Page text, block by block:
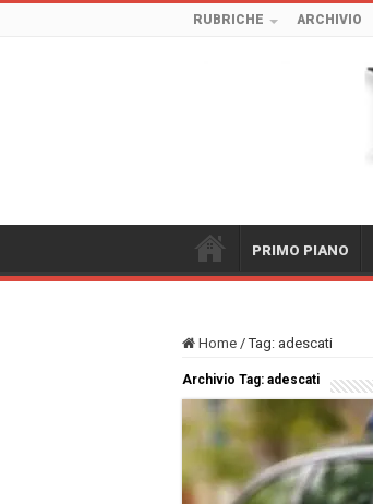
RUBRICHE ARCHIVIO
PRIMO PIANO
Home / Tag: adescati
Archivio Tag: adescati